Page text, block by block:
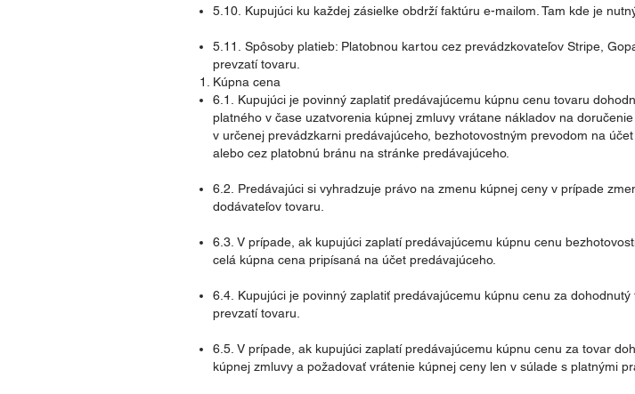
5.10. Kupujúci ku každej zásielke obdrží faktúru e-mailom. Tam kde je
5.11. Spôsoby platieb: Platobnou kartou cez prevádzkovateľov Stripe,
prevzatí tovaru.
Kúpna cena
6.1. Kupujúci je povinný zaplatiť predávajúcemu kúpnu cenu tovaru
platného v čase uzatvorenia kúpnej zmluvy vrátane nákladov na
v určenej prevádzkarni predávajúceho, bezhotovostným prevodom na
alebo cez platobnú bránu na stránke predávajúceho.
6.2. Predávajúci si vyhradzuje právo na zmenu kúpnej ceny v prípade
dodávateľov tovaru.
6.3. V prípade, ak kupujúci zaplatí predávajúcemu kúpnu cenu
celá kúpna cena pripísaná na účet predávajúceho.
6.4. Kupujúci je povinný zaplatiť predávajúcemu kúpnu cenu za
prevzatí tovaru.
6.5. V prípade, ak kupujúci zaplatí predávajúcemu kúpnu cenu za tovar
kúpnej zmluvy a požadovať vrátenie kúpnej ceny len v súlade s platnými